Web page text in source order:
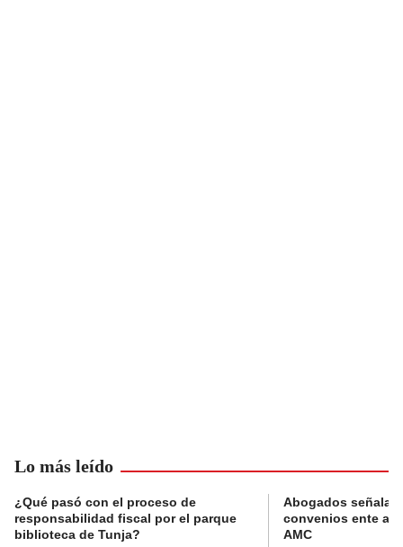
Lo más leído
¿Qué pasó con el proceso de
responsabilidad fiscal por el parque
biblioteca de Tunja?
Abogados
convenios ente
AMC